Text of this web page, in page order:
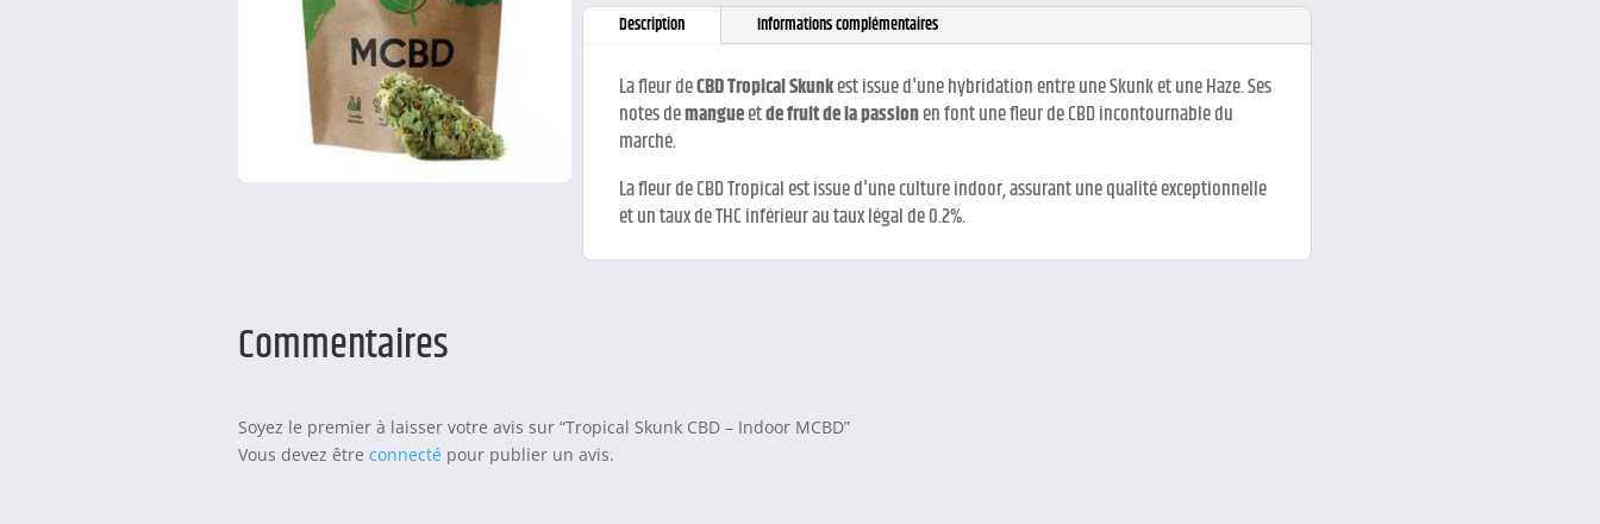
Description Informations complémentaires
La fleur deCBD Tropical Skunkest issue d'une hybridation entre une Skunk et une Haze. Ses
notes demangueetde fruit de la passionen font une fleur de CBD incontournable du
marché.
La fleur de CBD Tropical est issue d'une culture indoor, assurant une qualité exceptionnelle
et un taux de THC inférieur au taux légal de 0.2%.
Commentaires
Soyez le premier à laisser votre avis sur “Tropical Skunk CBD – Indoor MCBD”
Vous devez être connecté pour publier un avis.